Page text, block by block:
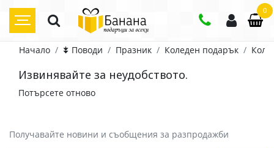
0
Начало ⯯ Поводи Празник Коледен подарък
Извинявайте за неудобството.
Потърсете отново
Получавайте новини и съобщения за разпродажби